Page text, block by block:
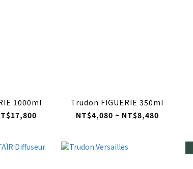
1000ml
Trudon FIGUERIE 350ml
NT$4,080 ~ NT$8,480